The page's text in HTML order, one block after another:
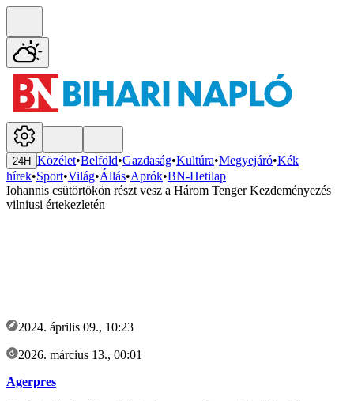
24H Közélet•Belföld•Gazdaság•Kultúra•Megyejáró•Kék
hírek•Sport•Világ•Állás•Aprók•BN-Hetilap
Iohannis csütörtökön részt vesz a Három Tenger Kezdeményezés
vilniusi értekezletén
2024. április 09., 10:23
2026. március 13., 00:01
Agerpres